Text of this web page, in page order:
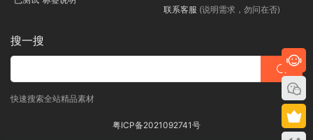
联系客服 (说明需求，勿问在否)
搜一搜
快速搜索全站精品素材
粤ICP备2021092741号